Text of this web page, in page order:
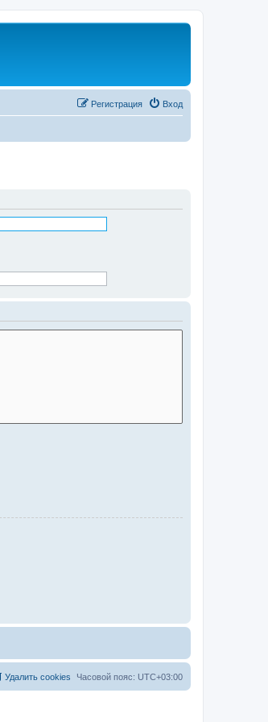
Вход
Регистрация
Часовой пояс: UTC+03:00
Удалить cookies